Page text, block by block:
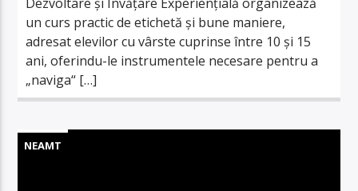
un curs practic de etichetă și bune maniere,
adresat elevilor cu vârste cuprinse între 10 și 15
ani, oferindu-le instrumentele necesare pentru a
„naviga“ […]
NEAMT